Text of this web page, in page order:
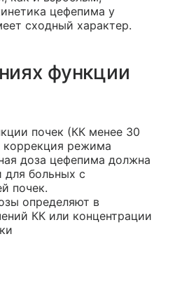
цефепима у
сходный характер.
функции
почек (КК менее 30
режима
доза цефепима должна
для больных с
почек.
определяют в
КК или концентрации